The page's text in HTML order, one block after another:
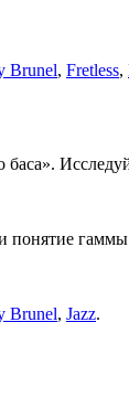
Brunel, Fretless,
понятие
Brunel, Jazz.